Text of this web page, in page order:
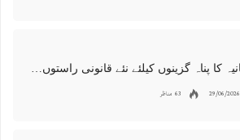
29/06/2026 63 مناظر